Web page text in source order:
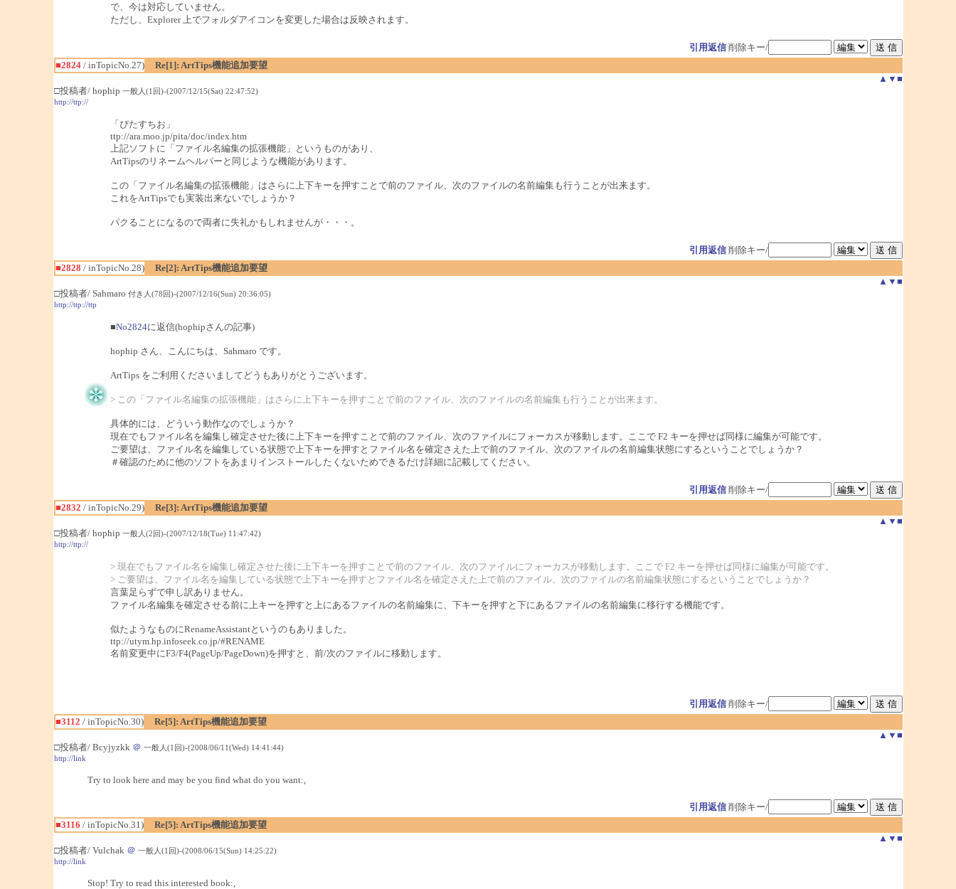
で、今は対応していません。
ただし、Explorer 上でフォルダアイコンを変更した場合は反映されます。
引用返信 削除キー/
■2824/ inTopicNo.27)
Re[1]: ArtTips機能追加要望
▲ ▼ ■
□投稿者/ hophip 一般人(1回)-(2007/12/15(Sat) 22:47:52)
http://ttp://
「ぴたすちお」
ttp://ara.moo.jp/pita/doc/index.htm
上記ソフトに「ファイル名編集の拡張機能」というものがあり、
ArtTipsのリネームヘルパーと同じような機能があります。
この「ファイル名編集の拡張機能」はさらに上下キーを押すことで前のファイル、次のファイルの名前編集も行うことが出来ます。
これをArtTipsでも実装出来ないでしょうか？
パクることになるので両者に失礼かもしれませんが・・・。
引用返信 削除キー/
■2828 / inTopicNo.28)
Re[2]: ArtTips機能追加要望
▲ ▼ ■
□投稿者/ Sahmaro 付き人(78回)-(2007/12/16(Sun) 20:36:05)
http://ttp://ttp
■No2824に返信(hophipさんの記事)
hophip さん、こんにちは、Sahmaro です。
ArtTips をご利用くださいましてどうもありがとうございます。
> この「ファイル名編集の拡張機能」はさらに上下キーを押すことで前のファイル、次のファイルの名前編集も行うことが出来ます。
具体的には、どういう動作なのでしょうか？
現在でもファイル名を編集し確定させた後に上下キーを押すことで前のファイル、次のファイルにフォーカスが移動します。ここで F2 キーを押せば同様に編集が可能です。
ご要望は、ファイル名を編集している状態で上下キーを押すとファイル名を確定さえた上で前のファイル、次のファイルの名前編集状態にするということでしょうか？
＃確認のために他のソフトをあまりインストールしたくないためできるだけ詳細に記載してください。
引用返信 削除キー/
■2832 / inTopicNo.29)
Re[3]: ArtTips機能追加要望
▲ ▼ ■
□投稿者/ hophip 一般人(2回)-(2007/12/18(Tue) 11:47:42)
http://ttp://
> 現在でもファイル名を編集し確定させた後に上下キーを押すことで前のファイル、次のファイルにフォーカスが移動します。ここで F2 キーを押せば同様に編集が可能です。
> ご要望は、ファイル名を編集している状態で上下キーを押すとファイル名を確定さえた上で前のファイル、次のファイルの名前編集状態にするということでしょうか？
言葉足らずで申し訳ありません。
ファイル名編集を確定させる前に上キーを押すと上にあるファイルの名前編集に、下キーを押すと下にあるファイルの名前編集に移行する機能です。
似たようなものにRenameAssistantというのもありました。
ttp://utym.hp.infoseek.co.jp/#RENAME
名前変更中にF3/F4(PageUp/PageDown)を押すと、前/次のファイルに移動します。
引用返信 削除キー/
■3112 / inTopicNo.30)
Re[5]: ArtTips機能追加要望
▲ ▼ ■
□投稿者/ Bcyjyzkk ＠ 一般人(1回)-(2008/06/11(Wed) 14:41:44)
http://link
Try to look here and may be you find what do you want:,
引用返信 削除キー/
■3116 / inTopicNo.31)
Re[5]: ArtTips機能追加要望
▲ ▼ ■
□投稿者/ Vulchak ＠ 一般人(1回)-(2008/06/15(Sun) 14:25:22)
http://link
Stop! Try to read this interested book:,